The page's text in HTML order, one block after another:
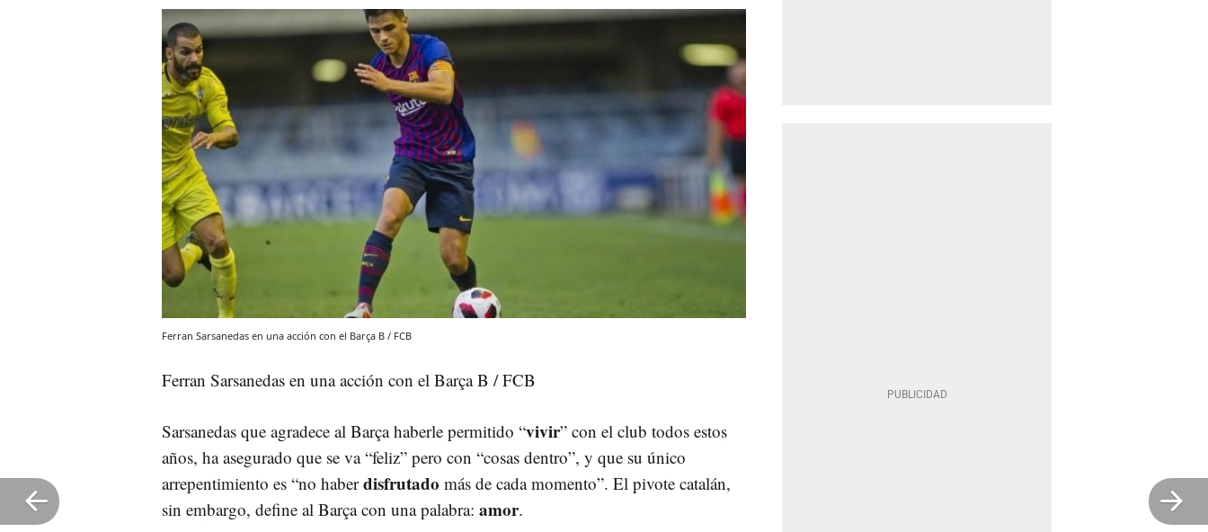
Ferran Sarsanedas en una acción con el Barça B / FCB
Ferran Sarsanedas en una acción con el Barça B / FCB
Sarsanedas que agradece al Barça haberle permitido “vivir” con el club todos estos
años, ha asegurado que se va “feliz” pero con “cosas dentro”, y que su único
arrepentimiento es “no haberdisfrutado más de cada momento”. El pivote catalán,
sin embargo, define al Barça con una palabra: amor.